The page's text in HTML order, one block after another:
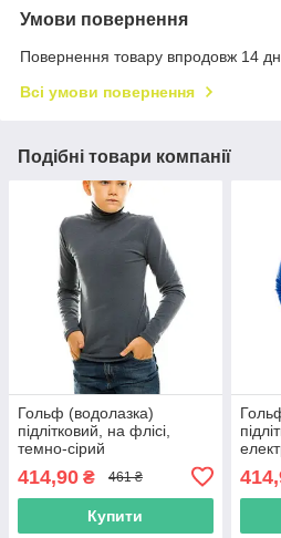
Умови повернення
Повернення товару впродовж 14
Всі умови повернення
Подібні товари компанії
Гольф (водолазка)
підлітковий, на флісі,
темно-сірий
414,90 ₴ 461 ₴
Купити